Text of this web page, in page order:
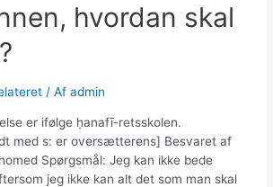
hvordan skal
/ Afadmin
er ifølge ḥanafī-retsskolen.
med s: er oversætterens] Besvaret af
Spørgsmål: Jeg kan ikke bede
jeg ikke kan alt det som man skal